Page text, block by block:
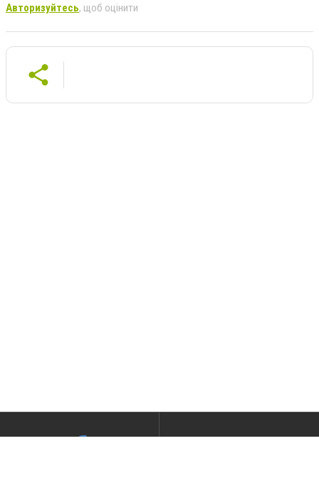
Авторизуйтесь, щоб оцінити